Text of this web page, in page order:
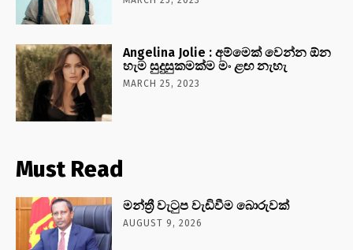
Angelina Jolie : අම්මෙක් වෙන්න ඕන
හැම සුදුසුකමක්ම මං ළඟ නැහැ
MARCH 25, 2023
Must Read
මන්ත්‍රී වැටුප වැඩිවීම බොරුවක්
AUGUST 9, 2026